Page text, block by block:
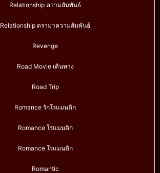
Relationship ความสัมพันธ์
Relationship ดราม่าความสัมพันธ์
Revenge
Road Movie เดินทาง
Road Trip
Romance รักโรแมนติก
Romance โรแมนติก
Romance โรแมนติก
Romantic